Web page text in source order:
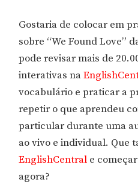
Gostaria de colocar em
sobre “We Found Love”
pode revisar mais de
interativas na
vocabulário e praticar a
repetir o que aprendeu
particular durante uma
ao vivo e individual. Que
EnglishCentral e
agora?